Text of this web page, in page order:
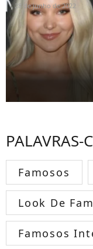
28 de junho de 2022
PALAVRAS-
Famosos
Look De
Famosos